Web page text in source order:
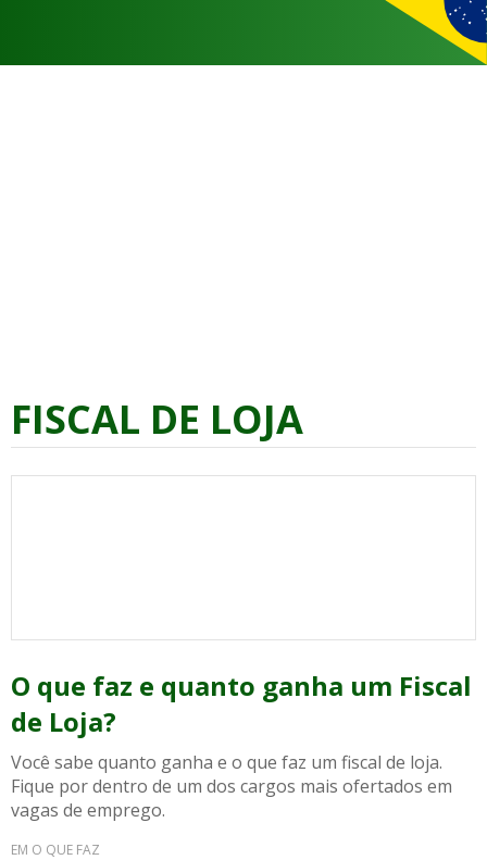
FISCAL DE LOJA
O que faz e quanto ganha um Fiscal
de Loja?
Você sabe quanto ganha e o que faz um fiscal de loja.
Fique por dentro de um dos cargos mais ofertados em
vagas de emprego.
EM O QUE FAZ